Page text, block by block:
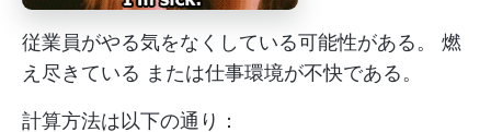
従業員がやる気をなくしている可能性がある。 燃
え尽きている または仕事環境が不快である。
計算方法は以下の通り：